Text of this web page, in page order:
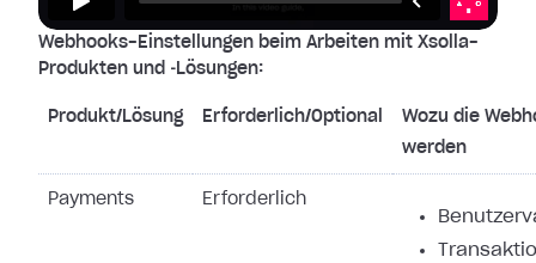
Webhooks-Einstellungen beim Arbeiten mit Xsolla-
Produkten und ‑Lösungen:
Produkt/Lösung Erforderlich/Optional
Wozu die
werden
Payments Erforderlich